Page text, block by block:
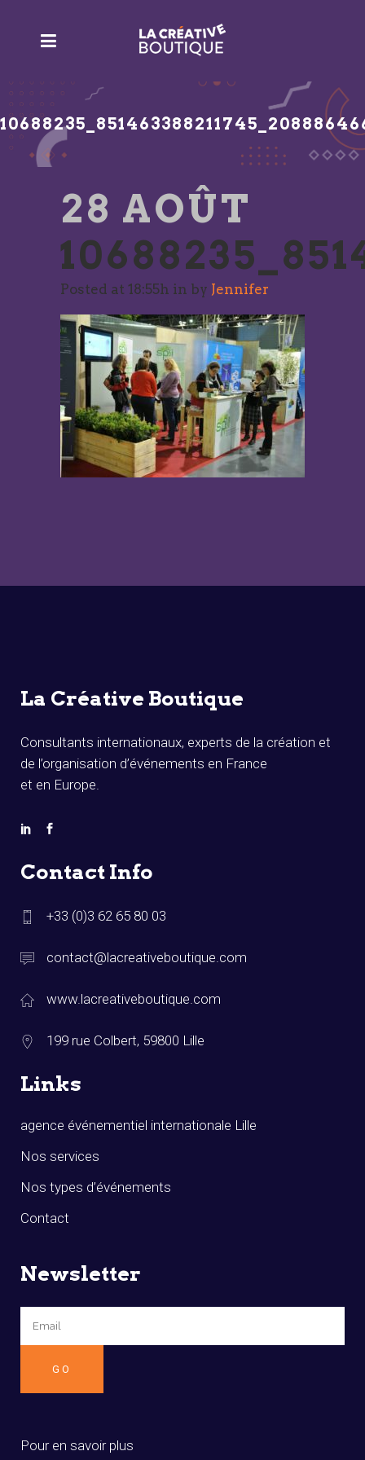
28 AOÛT
Posted at 18:55h in by Jennifer
La Créative Boutique
Consultants internationaux, experts de la création et
de l’organisation d’événements en France
et en Europe.
Contact Info
+33 (0)3 62 65 80 03
contact@lacreativeboutique.com
www.lacreativeboutique.com
199 rue Colbert, 59800 Lille
Links
agence événementiel internationale Lille
Nos services
Nos types d’événements
Contact
Newsletter
Pour en savoir plus